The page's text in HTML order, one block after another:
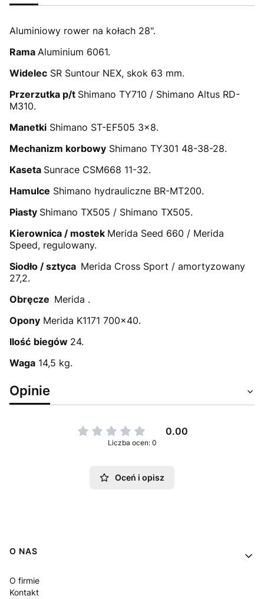
Aluminiowy rower na kołach 28".
Rama Aluminium 6061.
Widelec SR Suntour NEX, skok 63 mm.
Przerzutka p/t Shimano TY710 / Shimano Altus RD-
M310.
Manetki Shimano ST-EF505 3x8.
Mechanizm korbowy Shimano TY301 48-38-28.
Kaseta Sunrace CSM668 11-32.
Hamulce Shimano hydrauliczne BR-MT200.
Piasty Shimano TX505 / Shimano TX505.
Kierownica / mostek Merida Seed 660 / Merida
Speed, regulowany.
Siodło / sztyca Merida Cross Sport / amortyzowany
27,2.
Obręcze Merida .
Opony Merida K1171 700x40.
Ilość biegów 24.
Waga 14,5 kg.
Opinie
0.00
Liczba ocen: 0
Oceń i opisz
Linki w stopce
O NAS
O firmie
Kontakt